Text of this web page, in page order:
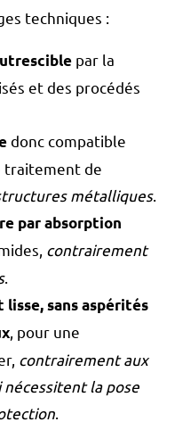
techniques :
par la
et des procédés
donc compatible
traitement de
métalliques.
par absorption
contrairement
.
sans aspérités
, pour une
contrairement aux
la pose
.